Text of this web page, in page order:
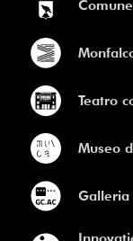
Teatro
Museo
Galleria